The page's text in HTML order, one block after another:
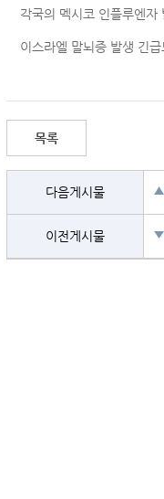
각국의 멕시코 인플루엔자
이스라엘 말뇌증 발생 긴
목록
다음게시물
이전게시물 ▼